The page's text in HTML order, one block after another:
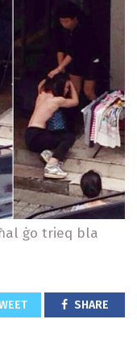
ġo trieq bla
SHARE